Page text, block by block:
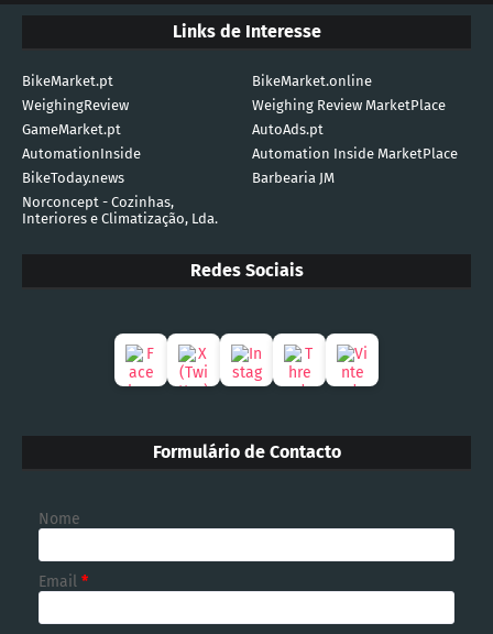
Links de Interesse
BikeMarket.pt
BikeMarket.online
WeighingReview
Weighing Review MarketPlace
GameMarket.pt
AutoAds.pt
AutomationInside
Automation Inside MarketPlace
BikeToday.news
Barbearia JM
Norconcept - Cozinhas,
Interiores e Climatização, Lda.
Redes Sociais
Formulário de Contacto
Nome
Email *